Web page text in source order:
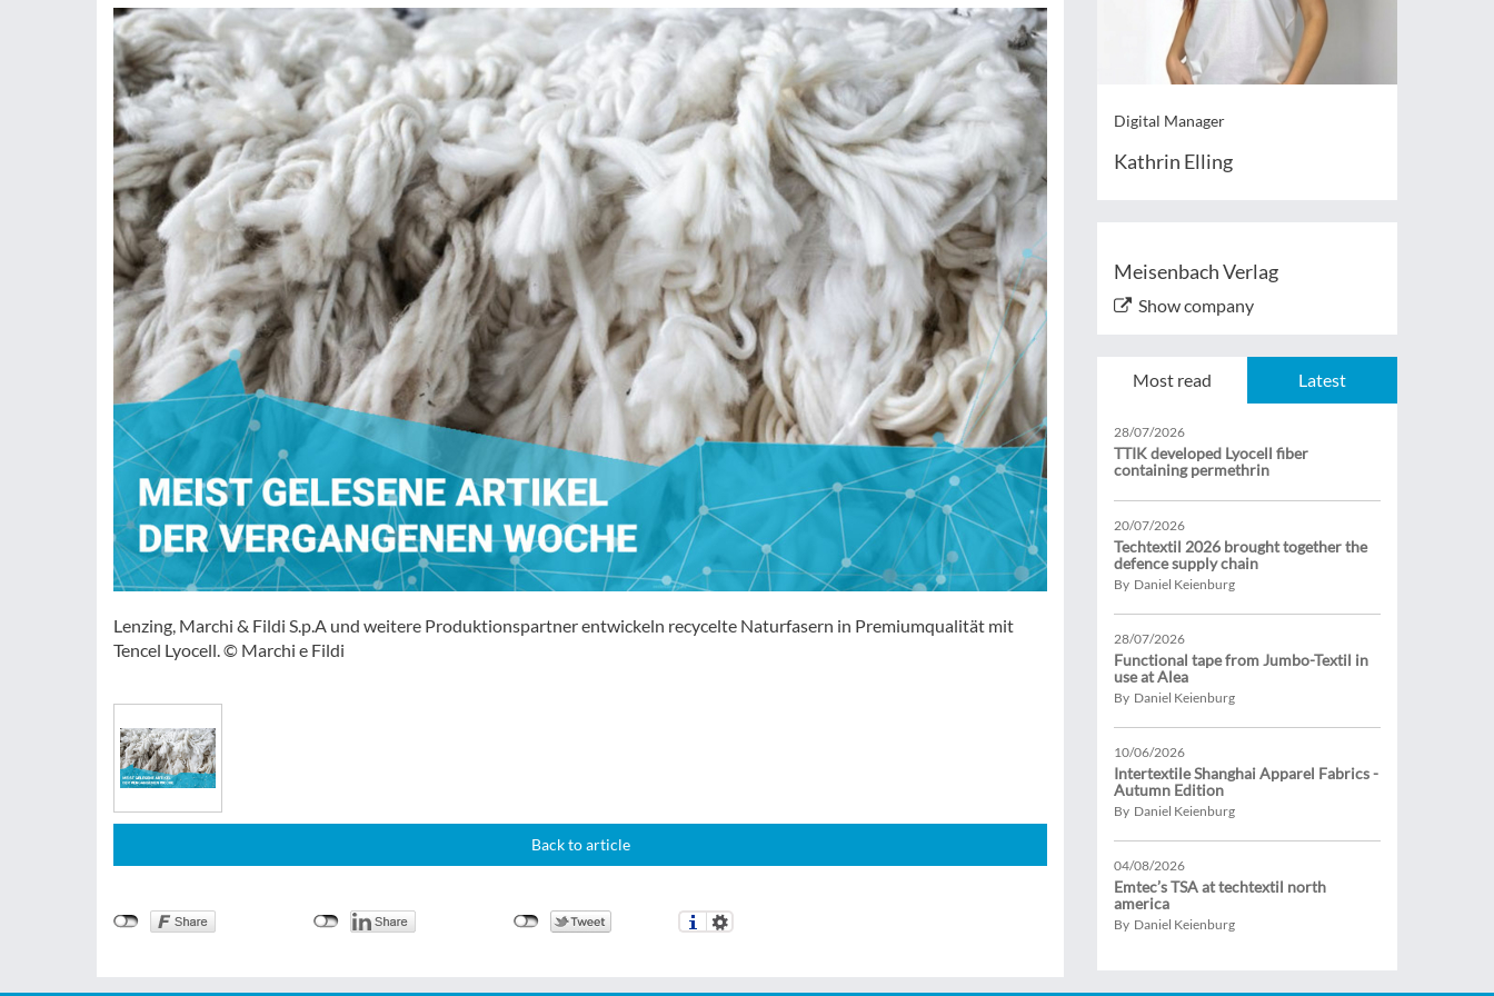
Lenzing, Marchi & Fildi S.p.A und weitere Produktionspartner entwickeln recycelte Naturfasern in Premiumqualität mit
Tencel Lyocell. © Marchi e Fildi
Back to article
Digital Manager
Kathrin Elling
Meisenbach Verlag
Show company
Most read Latest
28/07/2026
TTIK developed Lyocell fiber
containing permethrin
20/07/2026
Techtextil 2026 brought together the
defence supply chain
By Daniel Keienburg
28/07/2026
Functional tape from Jumbo-Textil in
use at Alea
By Daniel Keienburg
10/06/2026
Intertextile Shanghai Apparel Fabrics -
Autumn Edition
By Daniel Keienburg
04/08/2026
Emtec’s TSA at techtextil north
america
By Daniel Keienburg